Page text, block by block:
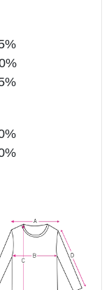
%
%
%
%
%